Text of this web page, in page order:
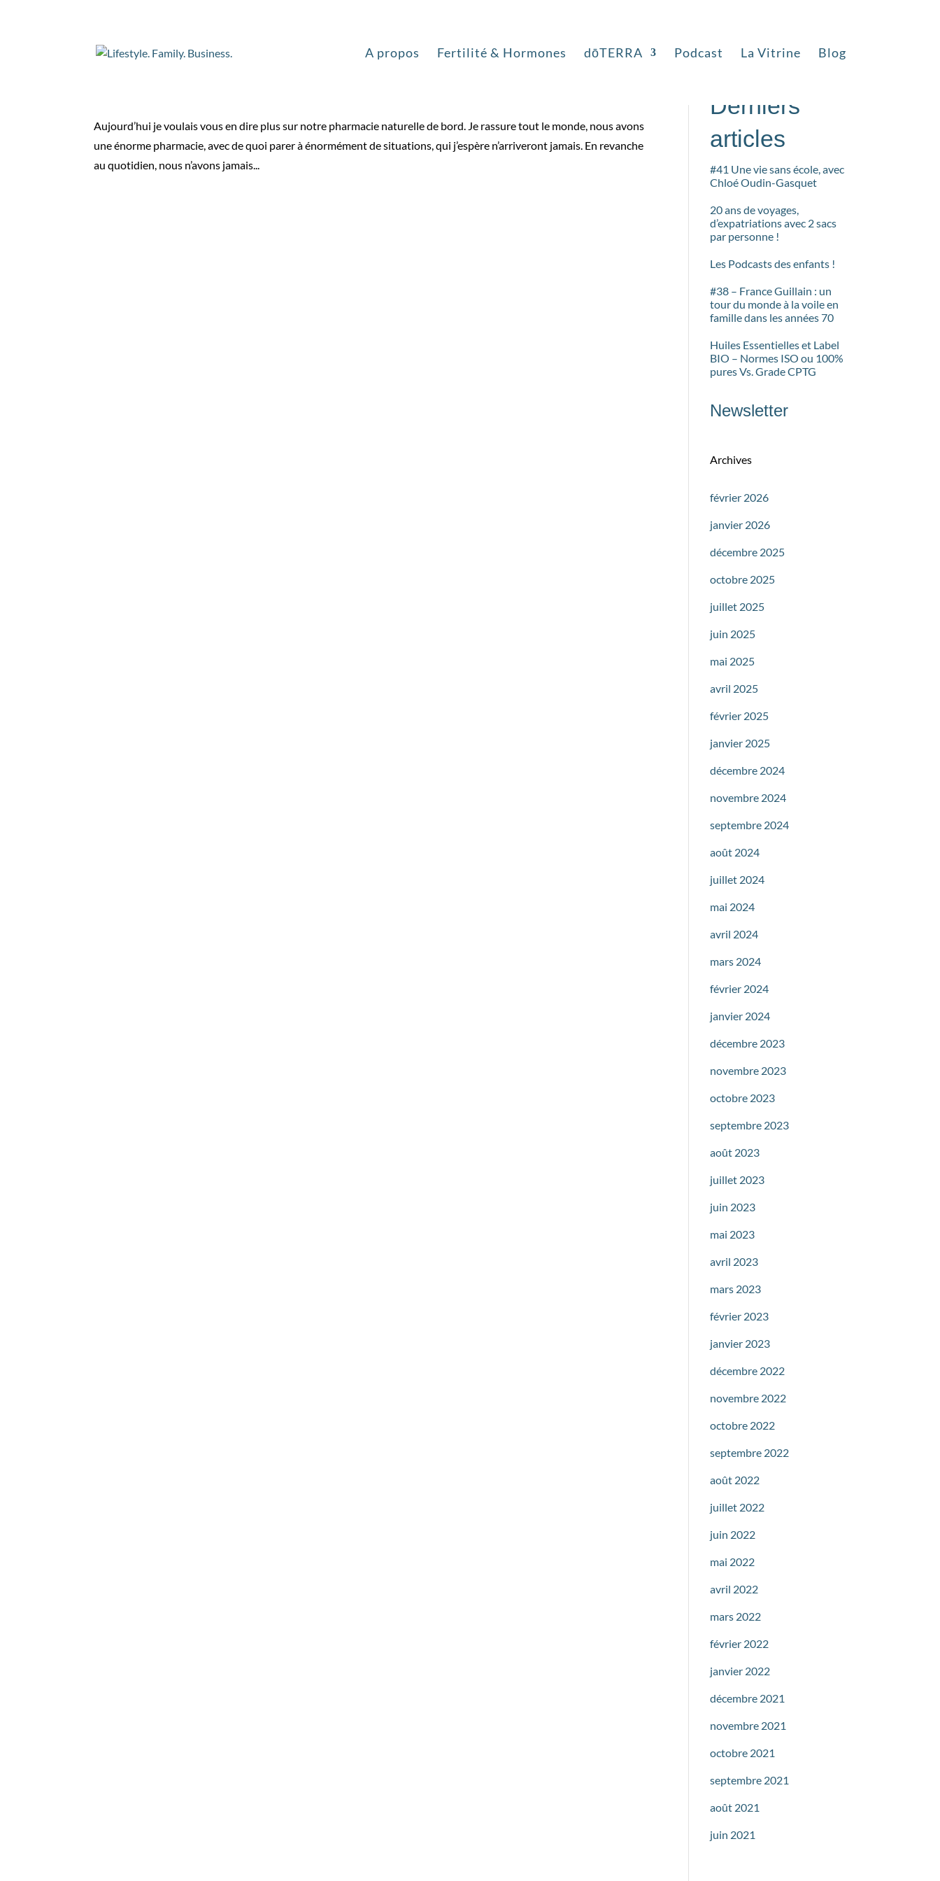
A propos Fertilité & Hormones dōTERRA Podcast La Vitrine Blog
Ma trousse à pharmacie naturelle de voyage
Aujourd’hui je voulais vous en dire plus sur notre pharmacie naturelle de bord. Je rassure tout le monde, nous avons
une énorme pharmacie, avec de quoi parer à énormément de situations, qui j’espère n’arriveront jamais. En revanche
au quotidien, nous n’avons jamais...
Rechercher
Derniers
articles
#41 Une vie sans école, avec
Chloé Oudin-Gasquet
20 ans de voyages,
d’expatriations avec 2 sacs
par personne !
Les Podcasts des enfants !
#38 – France Guillain : un
tour du monde à la voile en
famille dans les années 70
Huiles Essentielles et Label
BIO – Normes ISO ou 100%
pures Vs. Grade CPTG
Newsletter
Archives
février 2026
janvier 2026
décembre 2025
octobre 2025
juillet 2025
juin 2025
mai 2025
avril 2025
février 2025
janvier 2025
décembre 2024
novembre 2024
septembre 2024
août 2024
juillet 2024
mai 2024
avril 2024
mars 2024
février 2024
janvier 2024
décembre 2023
novembre 2023
octobre 2023
septembre 2023
août 2023
juillet 2023
juin 2023
mai 2023
avril 2023
mars 2023
février 2023
janvier 2023
décembre 2022
novembre 2022
octobre 2022
septembre 2022
août 2022
juillet 2022
juin 2022
mai 2022
avril 2022
mars 2022
février 2022
janvier 2022
décembre 2021
novembre 2021
octobre 2021
septembre 2021
août 2021
juin 2021